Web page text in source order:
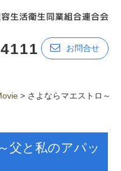
お問合せ
> さよならマエストロ～
父と私のアパッ